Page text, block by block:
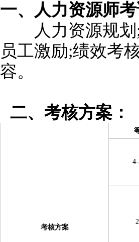
一、人力资源师
人力资源规划;
员工激励;绩效考
容。
二、考核方案：
考核方案